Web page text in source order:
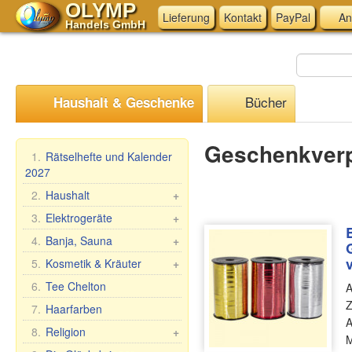
OLYMP
Handels GmbH Lieferung Kontakt PayPal
Haushalt & Geschenke Bücher
1. Rätselhefte und Kalender
2027
+
2. Haushalt
Mangal, Grills
Spieße
Dampfkocher
Haushaltswaren
Waschen und Reinigen
Teig- &
Maultaschenformen &
+
3. Elektrogeräte
Küchen-Elektrogeräte
Andere Elektrogeräte
+
4. Banja, Sauna
Saunareisig
Saunabekleidung
Saunazubehör
Kosmetik
Sauna/Badewanne
+
5. Kosmetik & Kräuter
Geschenk-Sets
Babuschka Agafia
Repejnik (Klette)
Pferdelinie
6. Tee Chelton
7. Haarfarben
+
8. Religion